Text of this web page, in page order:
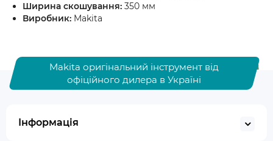
Ширина скошування: 350 мм
Виробник: Makita
Makita оригінальний інструмент від
офіційного дилера в Україні
Інформація